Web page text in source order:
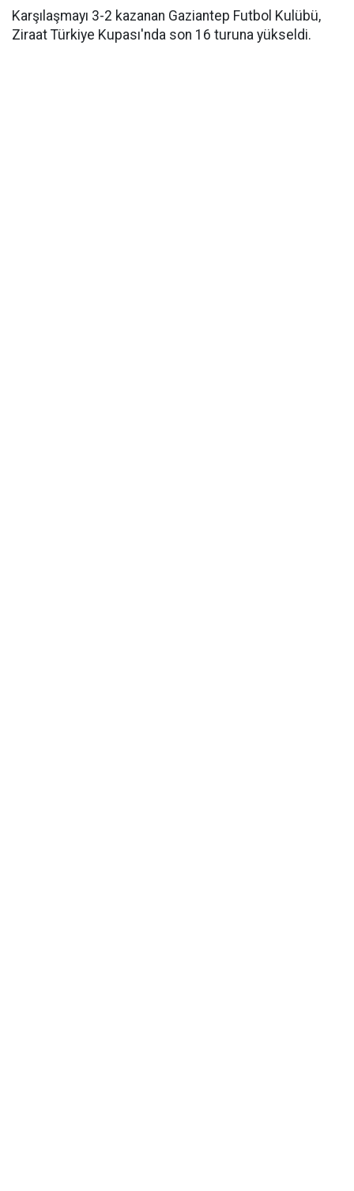
Karşılaşmayı 3-2 kazanan Gaziantep Futbol Kulübü,
Ziraat Türkiye Kupası'nda son 16 turuna yükseldi.